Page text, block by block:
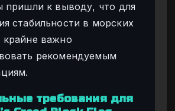
пришли к выводу, что для
стабильности в морских
крайне важно
рекомендуемым
требования для